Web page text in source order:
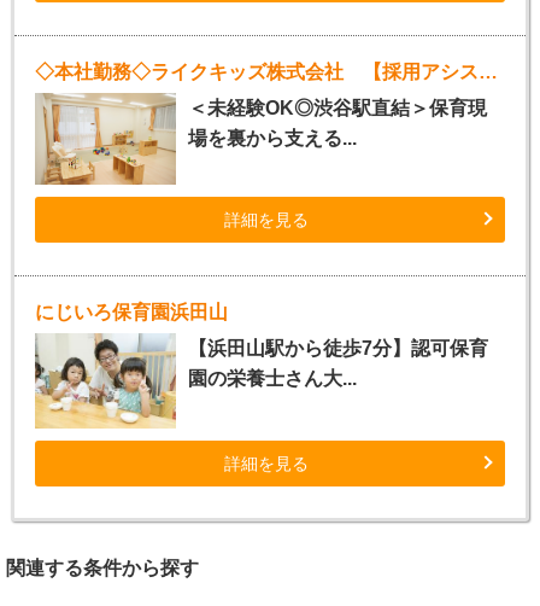
◇本社勤務◇ライクキッズ株式会社 【採用アシスタント】
＜未経験OK◎渋谷駅直結＞保育現
場を裏から支える...
詳細を見る
にじいろ保育園浜田山
【浜田山駅から徒歩7分】認可保育
園の栄養士さん大...
詳細を見る
関連する条件から探す